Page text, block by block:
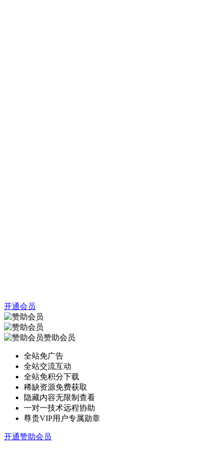
开通会员
赞助会员
全站免广告
全站交流互动
全站免积分下载
稀缺资源免费获取
隐藏内容无限制查看
一对一技术远程协助
尊贵VIP用户专属勋章
开通赞助会员